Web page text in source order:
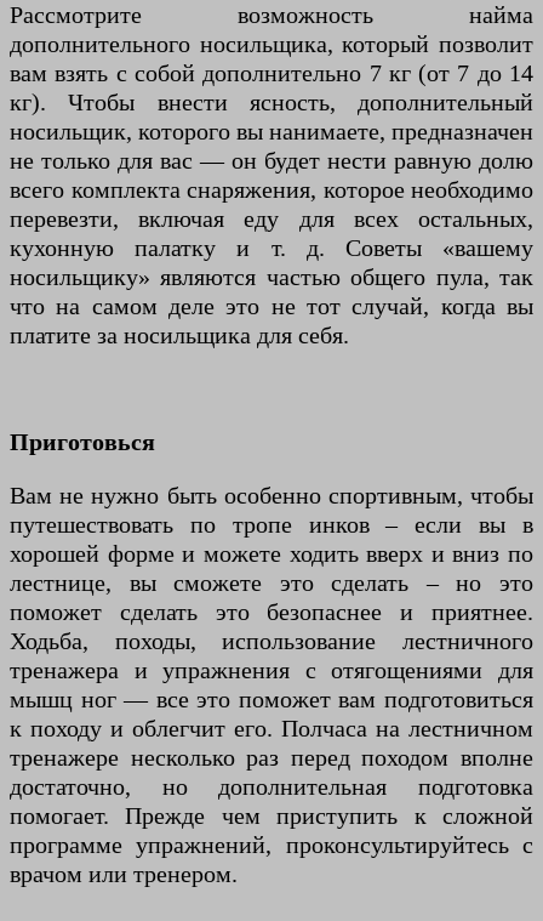
Рассмотрите возможность найма
дополнительного носильщика, который позволит
вам взять с собой дополнительно 7 кг (от 7 до 14
кг). Чтобы внести ясность, дополнительный
носильщик, которого вы нанимаете, предназначен
не только для вас — он будет нести равную долю
всего комплекта снаряжения, которое необходимо
перевезти, включая еду для всех остальных,
кухонную палатку и т. д. Советы «вашему
носильщику» являются частью общего пула, так
что на самом деле это не тот случай, когда вы
платите за носильщика для себя.
Приготовься
Вам не нужно быть особенно спортивным, чтобы
путешествовать по тропе инков – если вы в
хорошей форме и можете ходить вверх и вниз по
лестнице, вы сможете это сделать – но это
поможет сделать это безопаснее и приятнее.
Ходьба, походы, использование лестничного
тренажера и упражнения с отягощениями для
мышц ног — все это поможет вам подготовиться
к походу и облегчит его. Полчаса на лестничном
тренажере несколько раз перед походом вполне
достаточно, но дополнительная подготовка
помогает. Прежде чем приступить к сложной
программе упражнений, проконсультируйтесь с
врачом или тренером.